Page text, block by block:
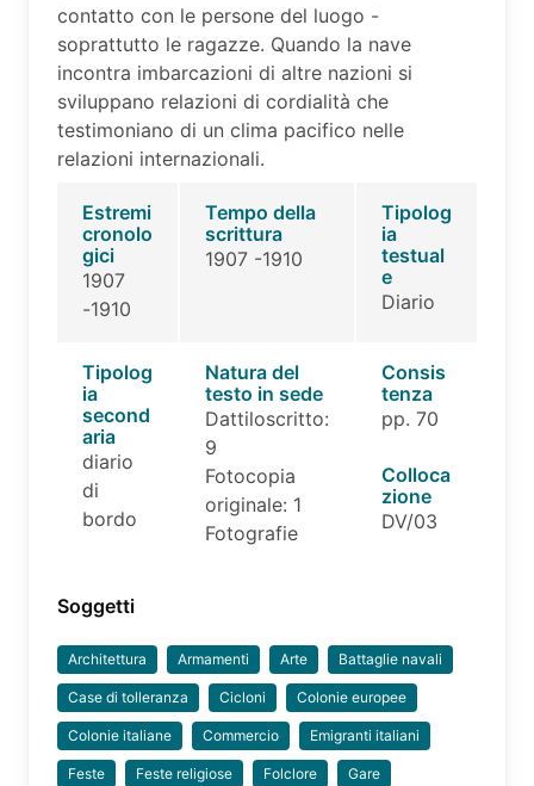
contatto con le persone del luogo -
soprattutto le ragazze. Quando la nave
incontra imbarcazioni di altre nazioni si
sviluppano relazioni di cordialità che
testimoniano di un clima pacifico nelle
relazioni internazionali.
Estremi
cronolo
gici
1907
-1910
Tempo della
scrittura
1907 -1910
Tipolog
ia
testual
e
Diario
Tipolog
ia
second
aria
diario
di
bordo
Natura del
testo in sede
Dattiloscritto:
9
Fotocopia
originale: 1
Fotografie
Consis
tenza
pp. 70
Colloca
zione
DV/03
Soggetti
Architettura Armamenti Arte Battaglie navali
Case di tolleranza Cicloni Colonie europee
Colonie italiane Commercio Emigranti italiani
Feste Feste religiose Folclore Gare